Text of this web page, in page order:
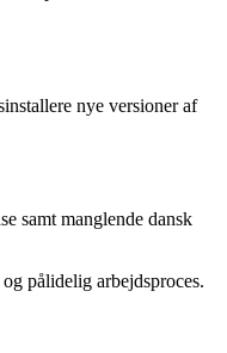
nye versioner af
samt manglende dansk
pålidelig arbejdsproces.